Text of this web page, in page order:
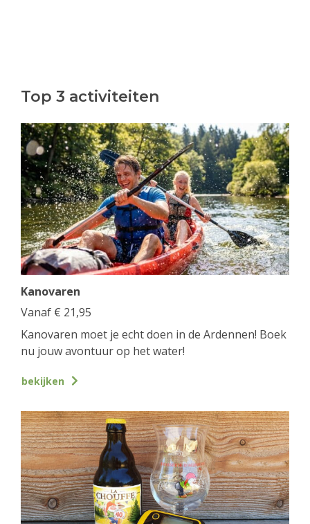
Top 3 activiteiten
Kanovaren
Vanaf € 21,95
Kanovaren moet je echt doen in de Ardennen! Boek
nu jouw avontuur op het water!
bekijken